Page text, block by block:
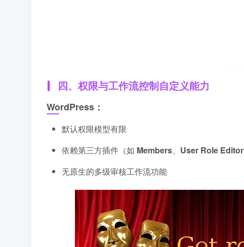
四、权限与工作流控制自定义能力
WordPress：
默认权限模型有限
依赖第三方插件（如 Members、 User Role Editor
无原生的多级审核工作流功能